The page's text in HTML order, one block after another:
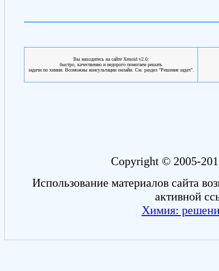
Вы находитесь на сайте Xenoid v2.0:
быстро, качественно и недорого помогаем решать
задачи по химии. Возможны консультации онлайн. См. раздел "Решение задач".
Copyright © 2005-
Использование материалов сайта
активной
Химия: